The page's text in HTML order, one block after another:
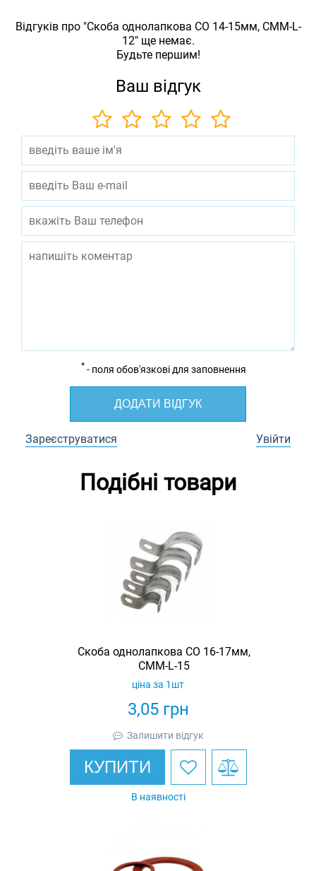
Відгуків про "Скоба однолапкова СО 14-15мм, СММ-L-
12" ще немає.
Будьте першим!
Ваш відгук
* - поля обов'язкові для заповнення
ДОДАТИ ВІДГУК
Зареєструватися Увійти
Подібні товари
Скоба однолапкова СО 16-17мм,
СММ-L-15
3,05грн
ціна за 1шт
Залишити відгук
КУПИТИ
В наявності